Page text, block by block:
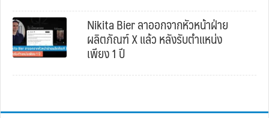
Nikita Bier ลาออกจากหัวหน้าฝ่าย
ผลิตภัณฑ์ X แล้ว หลังรับตำแหน่ง
เพียง 1 ปี